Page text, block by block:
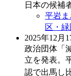
日本の候補
平岩ま
区・
2025年12月
政治団体「
立を発表。
認で出馬し